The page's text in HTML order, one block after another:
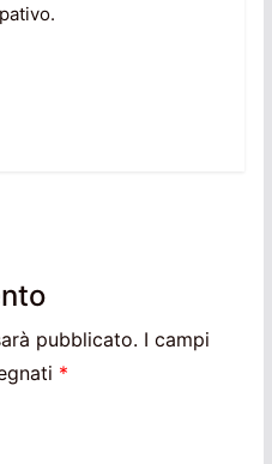
pubblicato. I campi
*